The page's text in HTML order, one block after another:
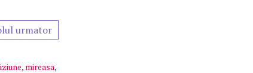
urmator
, mireasa,